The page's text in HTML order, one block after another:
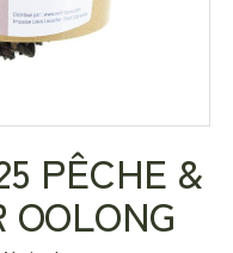
PÊCHE &